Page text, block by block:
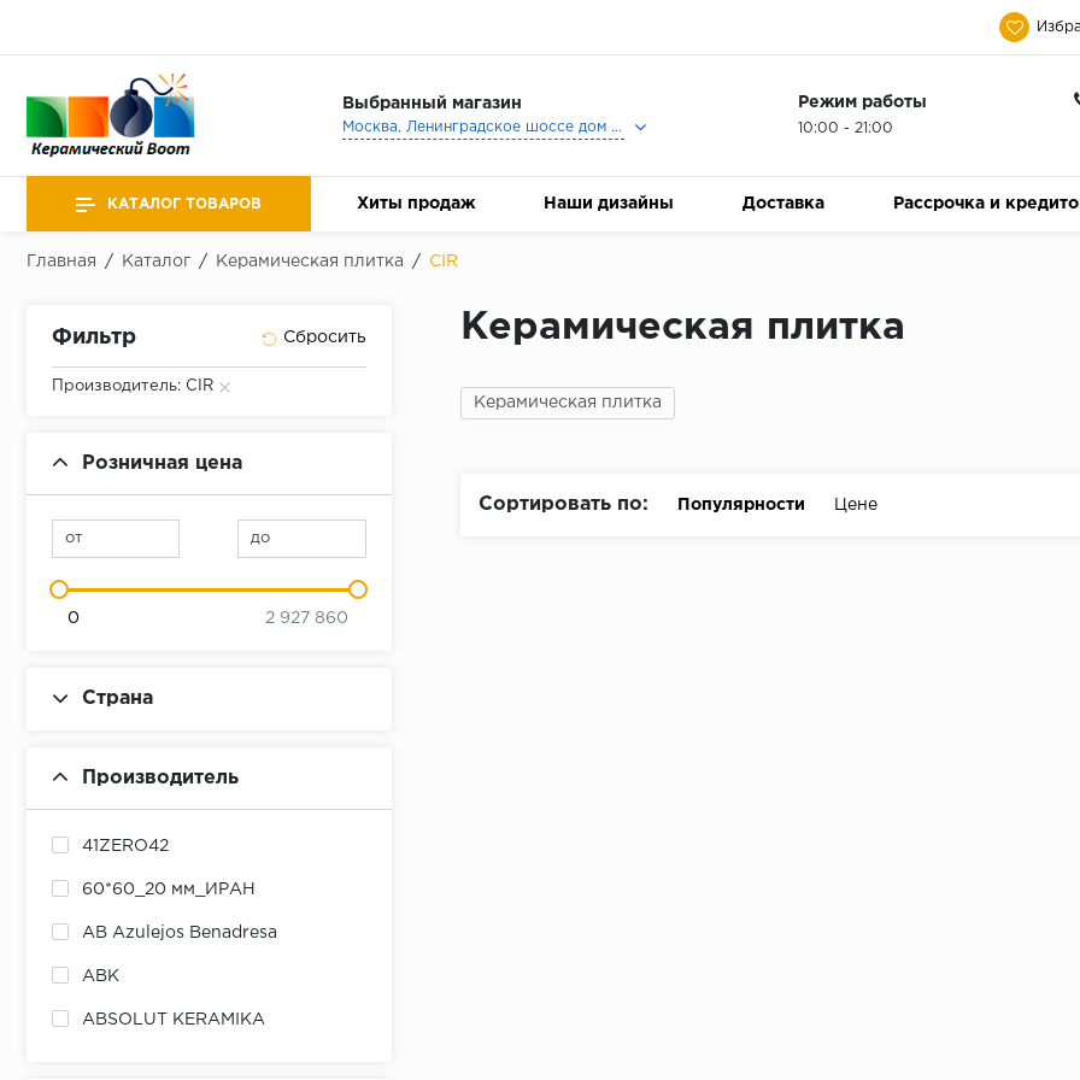
Выбранный магазин
Москва, Ленинградское шоссе дом 25, Торговый Центр Family Room, 2-ой этаж, Магазин Керамический Бум.
Режим работы
10:00 - 21:00
КАТАЛОГ ТОВАРОВ Хиты продаж Наши дизайны Доставка Рассрочка и
Главная / Каталог / Керамическая плитка / CIR
Фильтр
Производитель: CIR
Розничная цена
от до
0 2 927 860
Страна
Производитель
41ZERO42
60*60_20 мм_ИРАН
AB Azulejos Benadresa
ABK
ABSOLUT KERAMIKA
Керамическая плитка
Керамическая плитка
Сортировать по: Популярности Цене